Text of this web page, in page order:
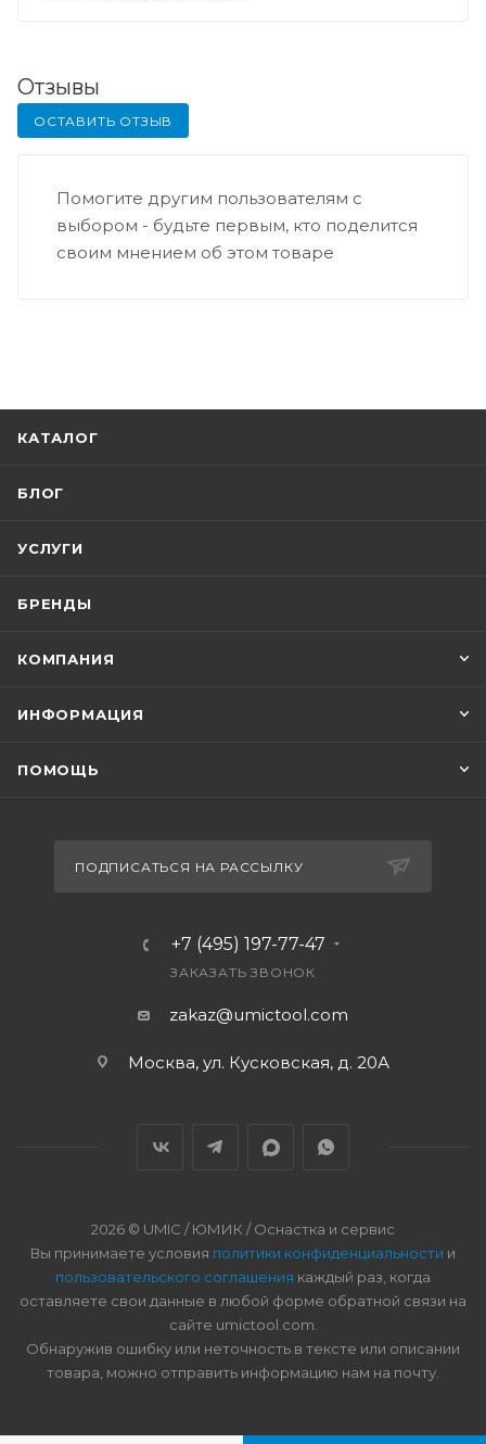
Отзывы
ОСТАВИТЬ ОТЗЫВ
Помогите другим пользователям с
выбором - будьте первым, кто поделится
своим мнением об этом товаре
КАТАЛОГ
БЛОГ
УСЛУГИ
БРЕНДЫ
КОМПАНИЯ
ИНФОРМАЦИЯ
ПОМОЩЬ
ПОДПИСАТЬСЯ НА РАССЫЛКУ
+7 (495) 197-77-47
ЗАКАЗАТЬ ЗВОНОК
zakaz@umictool.com
Москва, ул. Кусковская, д. 20А
2026 © UMIC / ЮМИК / Оснастка и сервис
Вы принимаете условия политики конфиденциальности и
пользовательского соглашения каждый раз, когда
оставляете свои данные в любой форме обратной связи на
сайте umictool.com.
Обнаружив ошибку или неточность в тексте или описании
товара, можно отправить информацию нам на почту.